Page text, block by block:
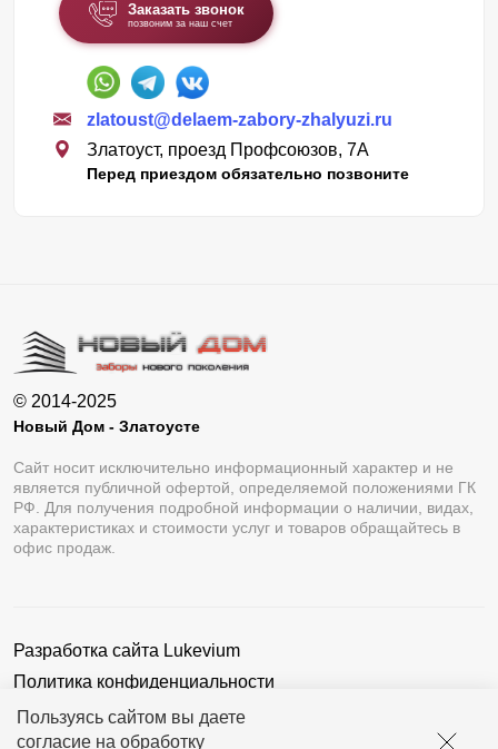
Пользуясь сайтом вы даете
согласие на обработку
Заказать звонок
позвоним за наш счет
zlatoust@delaem-zabory-zhalyuzi.ru
Златоуст, проезд Профсоюзов, 7А
Перед приездом обязательно позвоните
© 2014-2025
Новый Дом - Златоусте
Сайт носит исключительно информационный характер и не
является публичной офертой, определяемой положениями ГК
РФ. Для получения подробной информации о наличии, видах,
характеристиках и стоимости услуг и товаров обращайтесь в
офис продаж.
Разработка сайта Lukevium
Политика конфиденциальности
Пользовательское соглашение